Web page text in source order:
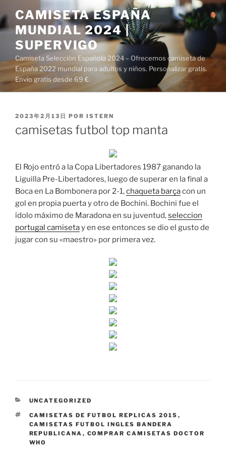
al
contenido
CAMISETA ESPAÑA
MUNDIAL 2024 |
SUPERVIGO
Camiseta Selección Española 2024 – Ofrecemos camiseta de
España 2022 mundial para adultos y niños. Personalizar gratis.
Envío gratis desde 69 €.
PUBLICADO
2023年2月13日 POR ISTERN
camisetas futbol top manta
El Rojo entró a la Copa Libertadores 1987 ganando la
Liguilla Pre-Libertadores, luego de superar en la final a
Boca en La Bombonera por 2-1,chaqueta barçacon un
gol en propia puerta y otro de Bochini. Bochini fue el
ídolo máximo de Maradona en su juventud,seleccion
portugal camisetay en ese entonces se dio el gusto de
jugar con su «maestro» por primera vez.
CATEGORÍAS
UNCATEGORIZED
ETIQUETAS
CAMISETAS DE FUTBOL REPLICAS 2015 ,
CAMISETAS FUTBOL INGLES BANDERA
REPUBLICANA , COMPRAR CAMISETAS DOCTOR
WHO